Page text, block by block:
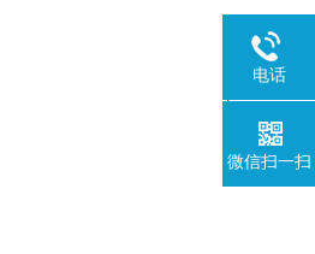
1
电话
微信扫一扫